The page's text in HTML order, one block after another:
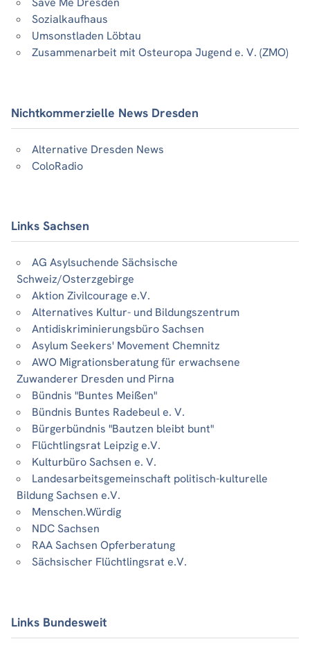
Sozialkaufhaus
Umsonstladen Löbtau
Zusammenarbeit mit Osteuropa Jugend e. V. (ZMO)
Nichtkommerzielle News Dresden
Alternative Dresden News
ColoRadio
Links Sachsen
AG Asylsuchende Sächsische
Schweiz/Osterzgebirge
Aktion Zivilcourage e.V.
Alternatives Kultur- und Bildungszentrum
Antidiskriminierungsbüro Sachsen
Asylum Seekers' Movement Chemnitz
AWO Migrationsberatung für erwachsene
Zuwanderer Dresden und Pirna
Bündnis "Buntes Meißen"
Bündnis Buntes Radebeul e. V.
Bürgerbündnis "Bautzen bleibt bunt"
Flüchtlingsrat Leipzig e.V.
Kulturbüro Sachsen e. V.
Landesarbeitsgemeinschaft politisch-kulturelle
Bildung Sachsen e.V.
Menschen.Würdig
NDC Sachsen
RAA Sachsen Opferberatung
Sächsischer Flüchtlingsrat e.V.
Links Bundesweit